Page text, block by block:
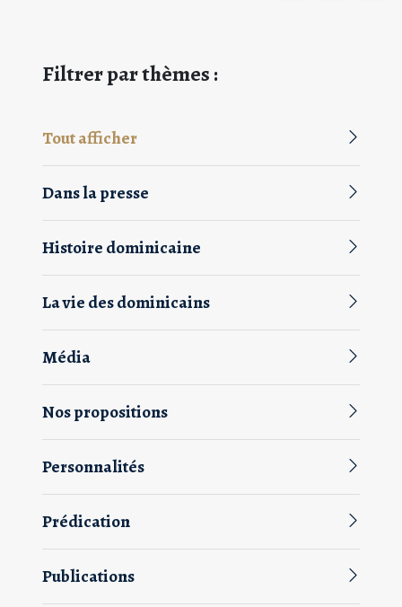
Filtrer par thèmes :
Tout afficher
Dans la presse
Histoire dominicaine
La vie des dominicains
Média
Nos propositions
Personnalités
Prédication
Publications